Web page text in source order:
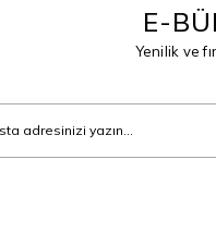
E-
Yenilik ve